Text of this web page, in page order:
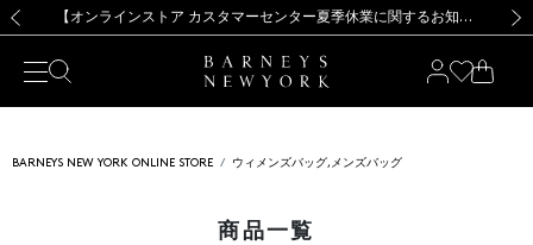
新規登録のお客様も対象！＜MY BARNEYS＞会員のお客様は11,000円（税込）以上のお買上げで常時送料無料！お買い物の際は会員登録を！
【夏季休業に伴う出荷一時停止のお知らせ】(2026.8.7) 【オンラインストア カスタマーセンター夏季休業に関するお知らせ】（2026.8.7）
【夏季休業に伴う返品・交換承り一時停止のお知らせ】（2026.8.5）
熊本県を中心とした地震の影響によるお荷物のお届けについて
【開催中】SUMMER SALEのご案内・ご注意事項 新規登録のお客様も対象！＜MY BARNEYS＞会員のお客様は11,000円（税込）以上のお買上げで常時送料無料！お買い物の際は会員登録を！
【夏季休業に伴う出荷一時停止のお知らせ】(2026.8.7)
BARNEYS NEW YORK ONLINE STORE ウィメンズバッグ,メンズバッグ
商品一覧